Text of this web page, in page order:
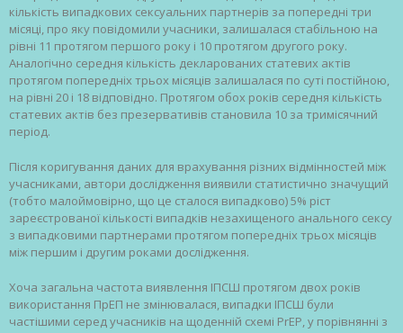
кількість випадкових сексуальних партнерів за попередні три
місяці, про яку повідомили учасники, залишалася стабільною на
рівні 11 протягом першого року і 10 протягом другого року.
Аналогічно середня кількість декларованих статевих актів
протягом попередніх трьох місяців залишалася по суті постійною,
на рівні 20 і 18 відповідно. Протягом обох років середня кількість
статевих актів без презервативів становила 10 за тримісячний
період.
Після коригування даних для врахування різних відмінностей між
учасниками, автори дослідження виявили статистично значущий
(тобто малоймовірно, що це сталося випадково) 5% ріст
зареєстрованої кількості випадків незахищеного анального сексу
з випадковими партнерами протягом попередніх трьох місяців
між першим і другим роками дослідження.
Хоча загальна частота виявлення ІПСШ протягом двох років
використання ПрЕП не змінювалася, випадки ІПСШ були
частішими серед учасників на щоденній схемі PrEP, у порівнянні з